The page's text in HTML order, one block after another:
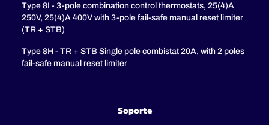
Type 8I - 3-pole combination control thermostats, 25(4)A
250V, 25(4)A 400V with 3-pole fail-safe manual reset limiter
(TR + STB)
Type 8H - TR + STB Single pole combistat 20A, with 2 poles
fail-safe manual reset limiter
Soporte